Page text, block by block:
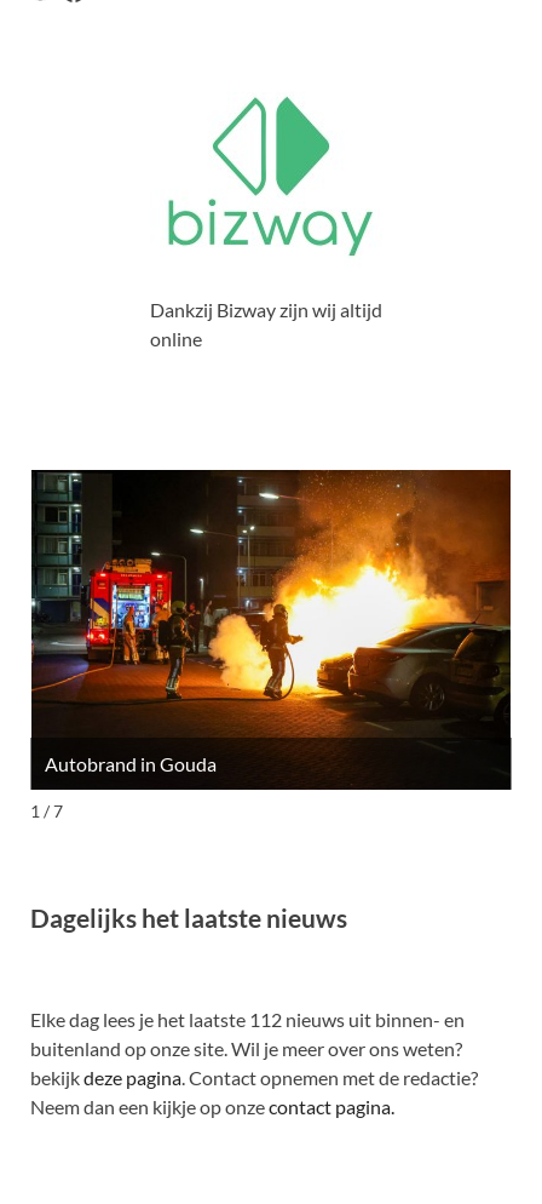
Dankzij Bizway zijn wij altijd
online
Autobrand in Gouda
1 / 7
Dagelijks het laatste nieuws
Elke dag lees je het laatste 112 nieuws uit binnen- en
buitenland op onze site. Wil je meer over ons weten?
bekijkdeze pagina. Contact opnemen met de redactie?
Neem dan een kijkje op onzecontact pagina.